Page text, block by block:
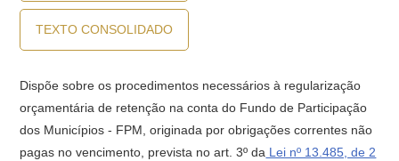
TEXTO CONSOLIDADO
Dispõe sobre os procedimentos necessários à regularização
orçamentária de retenção na conta do Fundo de Participação
dos Municípios - FPM, originada por obrigações correntes não
pagas no vencimento, prevista no art. 3º da Lei nº 13.485, de 2